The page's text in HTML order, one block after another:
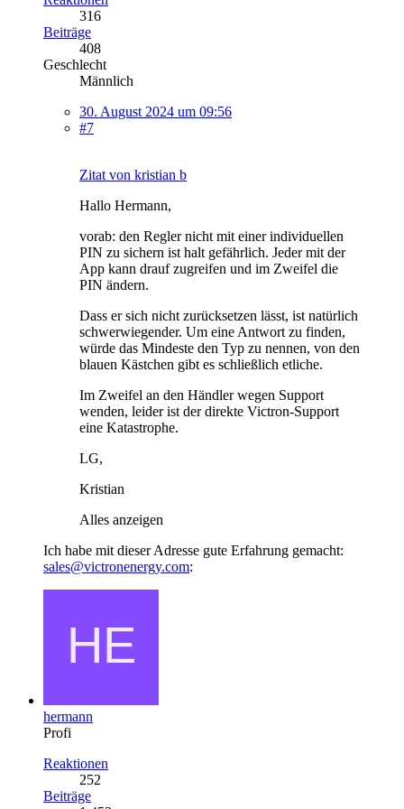
316
Beiträge
408
Geschlecht
Männlich
30. August 2024 um 09:56
#7
Zitat von kristian b
Hallo Hermann,
vorab: den Regler nicht mit einer individuellen
PIN zu sichern ist halt gefährlich. Jeder mit der
App kann drauf zugreifen und im Zweifel die
PIN ändern.
Dass er sich nicht zurücksetzen lässt, ist natürlich
schwerwiegender. Um eine Antwort zu finden,
würde das Mindeste den Typ zu nennen, von den
blauen Kästchen gibt es schließlich etliche.
Im Zweifel an den Händler wegen Support
wenden, leider ist der direkte Victron-Support
eine Katastrophe.
LG,
Kristian
Alles anzeigen
Ich habe mit dieser Adresse gute Erfahrung gemacht:
sales@victronenergy.com:
hermann
Profi
Reaktionen
252
Beiträge